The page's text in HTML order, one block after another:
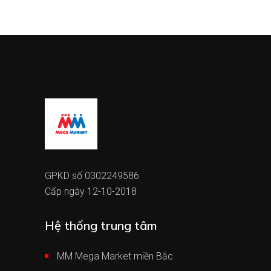
GPKD số 0302249586
Cấp ngày 12-10-2018
Hệ thống trung tâm
MM Mega Market miền Bắc